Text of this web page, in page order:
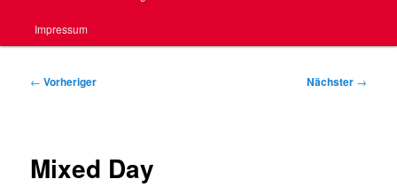
Impressum
Beitragsnavigation
← Vorheriger Nächster →
Mixed Day